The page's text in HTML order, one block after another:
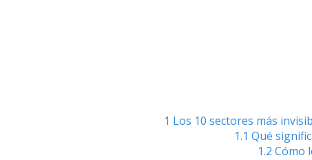
1 Los 10 sectores más
1.1 Qué
1.2 Cómo